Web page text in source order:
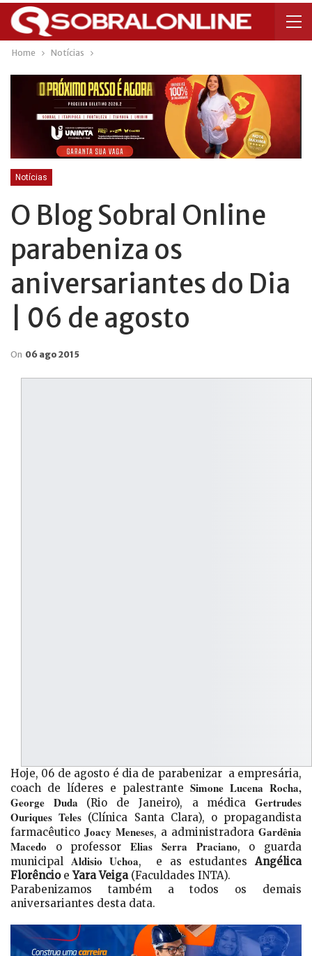
Home Notícias
Notícias
O Blog Sobral Online
parabeniza os
aniversariantes do Dia
| 06 de agosto
On 06 ago 2015
Hoje, 06 de agosto é dia de parabenizar a empresária,
coach de líderes e palestrante Simone Lucena Rocha,
George Duda
(Rio de Janeiro), a médicaGertrudes
Ouriques Teles (Clínica Santa Clara), o propagandista
farmacêutico Joacy Meneses, a administradora Gardênia
Macedo o professorElias Serra Praciano, o guarda
municipal Aldisio Uchoa, e as estudantesAngélica
Florêncio eYara Veiga (Faculdades INTA).
Parabenizamos também a todos os demais
aniversariantes desta data.